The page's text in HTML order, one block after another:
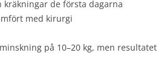
kräkningar de första dagarna
med kirurgi
på 10–20 kg, men